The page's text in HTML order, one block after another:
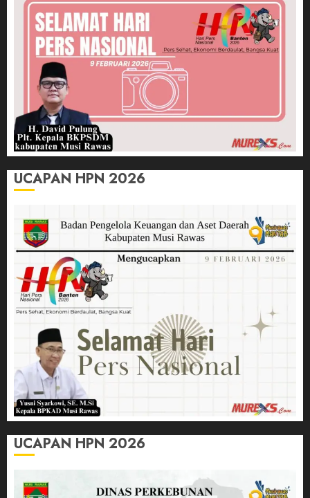
UCAPAN HPN 2026
UCAPAN HPN 2026